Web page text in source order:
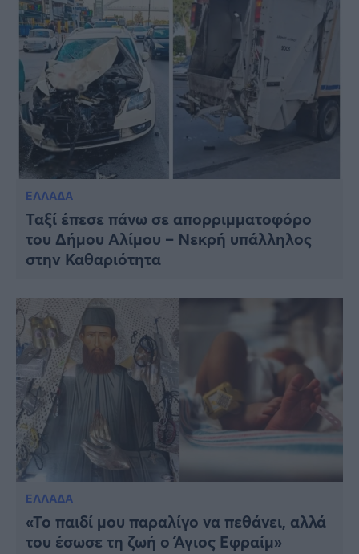
ΕΛΛΑΔΑ
Ταξί έπεσε πάνω σε απορριμματοφόρο
του Δήμου Αλίμου – Νεκρή υπάλληλος
στην Καθαριότητα
ΕΛΛΑΔΑ
«Το παιδί μου παραλίγο να πεθάνει, αλλά
του έσωσε τη ζωή ο Άγιος Εφραίμ»